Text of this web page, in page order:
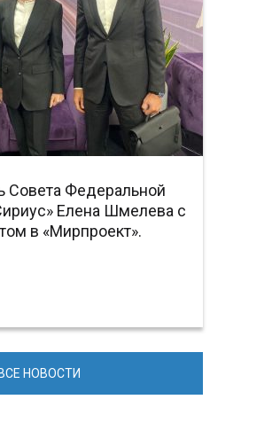
Совета Федеральной
Елена Шмелева с
в «Мирпроект».
ВСЕ НОВОСТИ